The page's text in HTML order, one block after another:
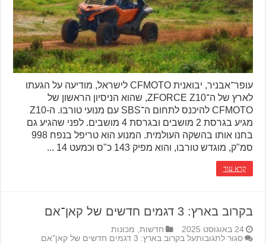
עופר־אבניר, יבואנית CFMOTO לישראל, מודיעה על הגעתו
לארץ של ה־ZFORCE Z10, שהוא הניסיון הראשון של
CFMOTO להיכנס לתחום ה־SBS עם מנועי טורבו. ה-Z10
מגיע בגרסת 2 מושבים ובגרסת 4 מושבים. לפני שהגיע גם
בחנו אותו בהשקה העולמית. המנוע הוא טריפל בנפח 998
סמ"ק, מוגדש טורבו, והוא מפיק 143 כ"ס וכמעט 14 ...
קרא עוד
בקרוב בארץ: 3 דגמים חדשים של קאן־אם
24 באוגוסט 2025 חדשות, מכונות
סגור לתגובותעל בקרוב בארץ: 3 דגמים חדשים של קאן־אם